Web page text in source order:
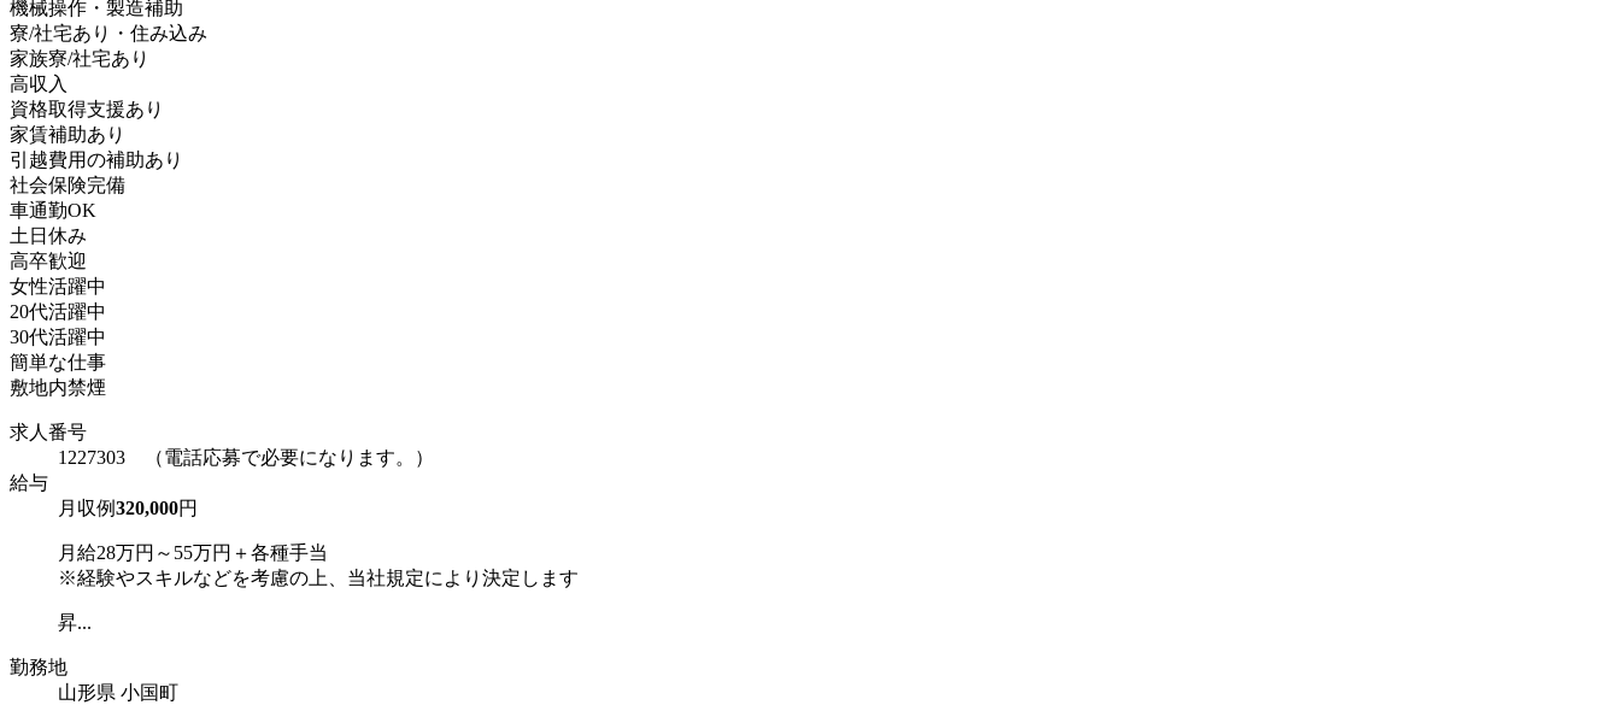
機械操作・製造補助
寮/社宅あり・住み込み
家族寮/社宅あり
高収入
資格取得支援あり
家賃補助あり
引越費用の補助あり
社会保険完備
車通勤OK
土日休み
高卒歓迎
女性活躍中
20代活躍中
30代活躍中
簡単な仕事
敷地内禁煙
求人番号
1227303 （電話応募で必要になります。）
給与
月収例320,000円
月給28万円～55万円＋各種手当
※経験やスキルなどを考慮の上、当社規定により決定します
昇...
勤務地
山形県 小国町